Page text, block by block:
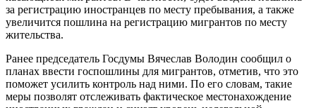
за регистрацию иностранцев по месту пребывания, а также
увеличится пошлина на регистрацию мигрантов по месту
жительства.
Ранее председатель Госдумы Вячеслав Володин сообщил о
планах ввести госпошлины для мигрантов, отметив, что это
поможет усилить контроль над ними. По его словам, такие
меры позволят отслеживать фактическое местонахождение